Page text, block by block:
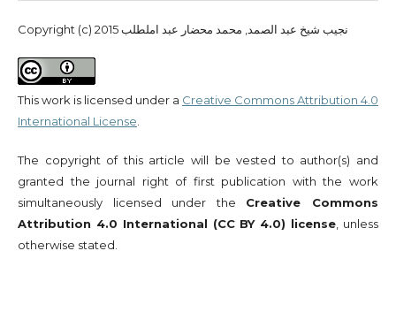
Copyright (c) 2015 نجيب شيخ عبد الصمد, محمد محضار عبد املطلب
This work is licensed under a Creative Commons Attribution 4.0
International License.
The copyright of this article will be vested to author(s) and
granted the journal right of first publication with the work
simultaneously licensed under the Creative Commons
Attribution 4.0 International (CC BY 4.0) license, unless
otherwise stated.